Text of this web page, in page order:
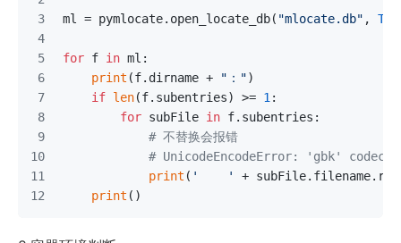
ml = pymlocate.open_locate_db( "mlocate.db" ,
for f in ml:
print (f.dirname + "：")
if len(f.subentries) >= 1:
for subFile in f.subentries:
# 不替换会报错
# UnicodeEncodeError: 'gbk'
print ( '    '
+
print ()